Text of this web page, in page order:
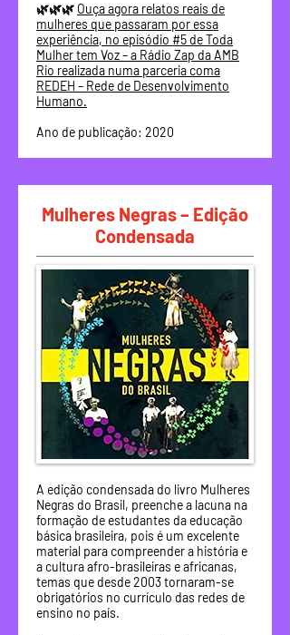
🌿🌿🌿 Ouça agora relatos reais de
mulheres que passaram por essa
experiência, no episódio #5 de Toda
Mulher tem Voz – a Rádio Zap da AMB
Rio realizada numa parceria coma
REDEH – Rede de Desenvolvimento
Humano.
Ano de publicação: 2020
Mulheres Negras – Edição
Condensada
A edição condensada do livro Mulheres
Negras do Brasil, preenche a lacuna na
formação de estudantes da educação
básica brasileira, pois é um excelente
material para compreender a história e
a cultura afro-brasileiras e africanas,
temas que desde 2003 tornaram-se
obrigatórios no currículo das redes de
ensino no país.